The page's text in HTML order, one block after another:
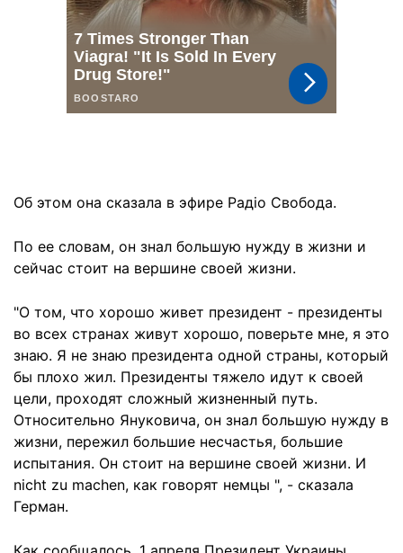
Об этом она сказала в эфире Радіо Свобода.
По ее словам, он знал большую нужду в жизни и
сейчас стоит на вершине своей жизни.
"О том, что хорошо живет президент - президенты
во всех странах живут хорошо, поверьте мне, я это
знаю. Я не знаю президента одной страны, который
бы плохо жил. Президенты тяжело идут к своей
цели, проходят сложный жизненный путь.
Относительно Януковича, он знал большую нужду в
жизни, пережил большие несчастья, большие
испытания. Он стоит на вершине своей жизни. И
nicht zu machen, как говорят немцы ", - сказала
Герман.